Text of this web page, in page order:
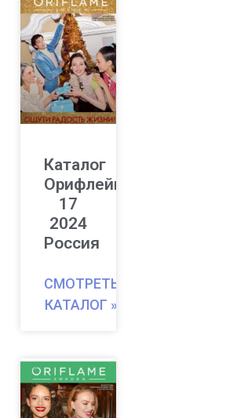
Каталог
Орифлейм
17
2024
Россия
СМОТРЕТЬ
КАТАЛОГ »